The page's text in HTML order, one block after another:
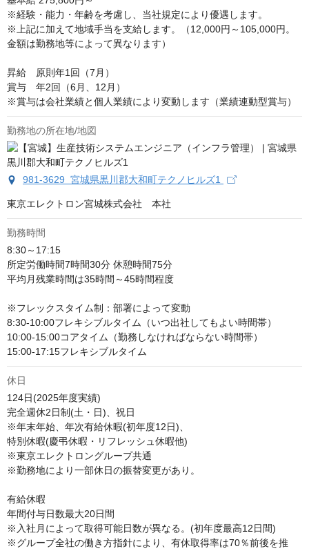
※経験・能力・年齢を考慮し、当社規定により優遇します。
※上記に加えて地域手当を支給します。（12,000円～105,000円。
金額は勤務地等によって異なります）
昇給　原則年1回（7月）
賞与　年2回（6月、12月）
※賞与は会社業績と個人業績により変動します（業績連動型賞与）
勤務地の所在地/地図
981-3629 宮城県黒川郡大和町テクノヒルズ1
東京エレクトロン宮城株式会社　本社
勤務時間
8:30～17:15
所定労働時間7時間30分 休憩時間75分
平均月残業時間は35時間～45時間程度
※フレックスタイム制：部署によって変動
8:30-10:00フレキシブルタイム（いつ出社してもよい時間帯）
10:00-15:00コアタイム（勤務しなければならない時間帯）
15:00-17:15フレキシブルタイム
休日
124日(2025年度実績)
完全週休2日制(土・日)、祝日
※年末年始、年次有給休暇(初年度12日)、
特別休暇(慶弔休暇・リフレッシュ休暇他)
※東京エレクトロングループ共通
※勤務地により一部休日の振替変更があり。
有給休暇
年間付与日数最大20日間
※入社月によって取得可能日数が異なる。(初年度最高12日間)
※グループ全社の働き方指針により、有休取得率は70％前後を推